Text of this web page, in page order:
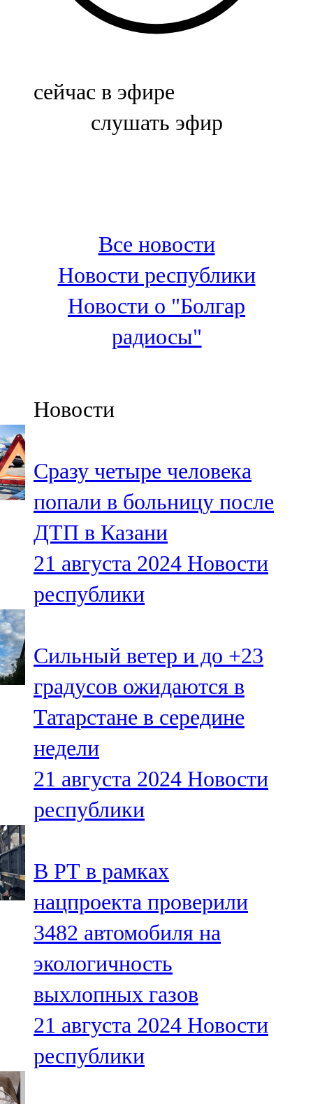
Биләр
Болгар
100,3 FM
Зәй
106,6 FM
Кадыбаш
105,2 FM
91,5 FM
106,1 FM
Кама тамагы
71,51 FM
Кукмара
107,9 FM
102,1 FM
Мамадыш
106,2 FM
Минзәлә
107,3 FM
Мөслим
Нурлат
104,7 FM
Олы Әтнә
71,42 FM
Сарман
107,8 FM
Теләче
сейчас в эфире
слушать эфир
Все новости
Новости республики
Новости о "Болгар
радиосы"
Новости
Сразу четыре человека
попали в больницу после
ДТП в Казани
21 августа 2024 Новости
республики
Сильный ветер и до +23
градусов ожидаются в
Татарстане в середине
недели
21 августа 2024 Новости
республики
В РТ в рамках
нацпроекта проверили
3482 автомобиля на
экологичность
выхлопных газов
21 августа 2024 Новости
республики